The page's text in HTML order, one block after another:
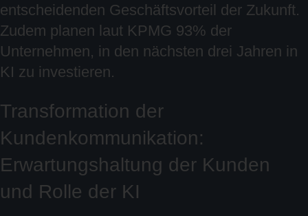
entscheidenden Geschäftsvorteil der Zukunft.
Zudem planen laut KPMG 93% der
Unternehmen, in den nächsten drei Jahren in
KI zu investieren.
Transformation der
Kundenkommunikation:
Erwartungshaltung der Kunden
und Rolle der KI